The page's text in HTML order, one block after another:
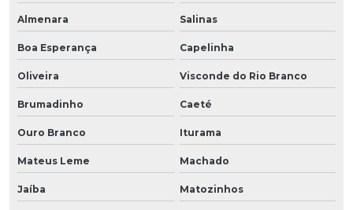
Almenara Salinas
Boa Esperança Capelinha
Oliveira Visconde do Rio Branco
Brumadinho Caeté
Ouro Branco Iturama
Mateus Leme Machado
Jaíba Matozinhos